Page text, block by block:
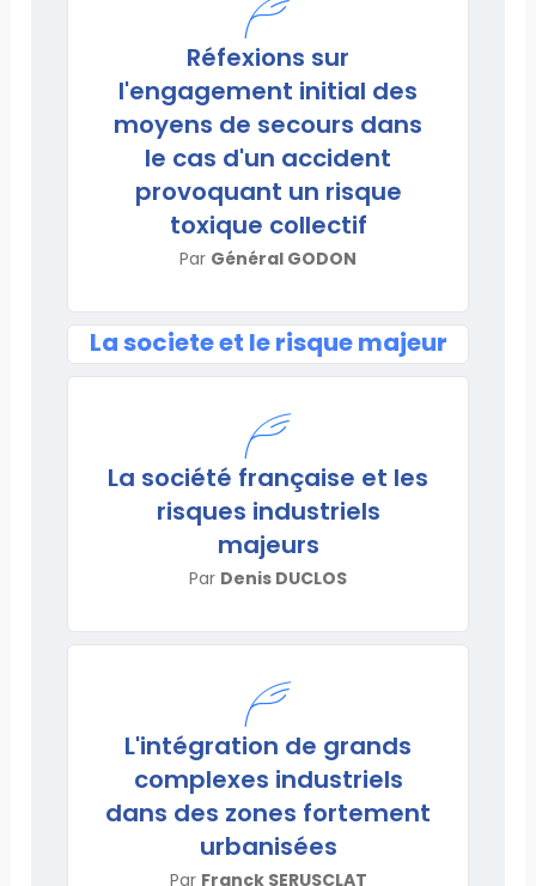
Réfexions sur
l'engagement initial des
moyens de secours dans
le cas d'un accident
provoquant un risque
toxique collectif
Par Général GODON
La societe et le risque majeur
La société française et les
risques industriels
majeurs
Par Denis DUCLOS
L'intégration de grands
complexes industriels
dans des zones fortement
urbanisées
Par Franck SERUSCLAT